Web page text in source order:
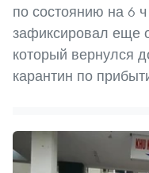
по состоянию на 6 ч
зафиксировал еще
который вернулся
карантин по